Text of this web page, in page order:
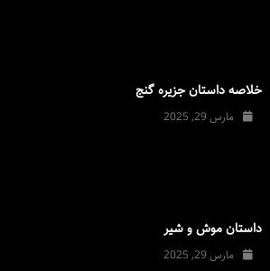
خلاصه داستان جزیره گنج
مارس 29, 2025
داستان موش و شیر
مارس 29, 2025